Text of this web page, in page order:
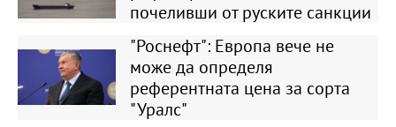
почеливши от руските санкции
"Роснефт": Европа вече не
може да определя
референтната цена за сорта
"Уралс"